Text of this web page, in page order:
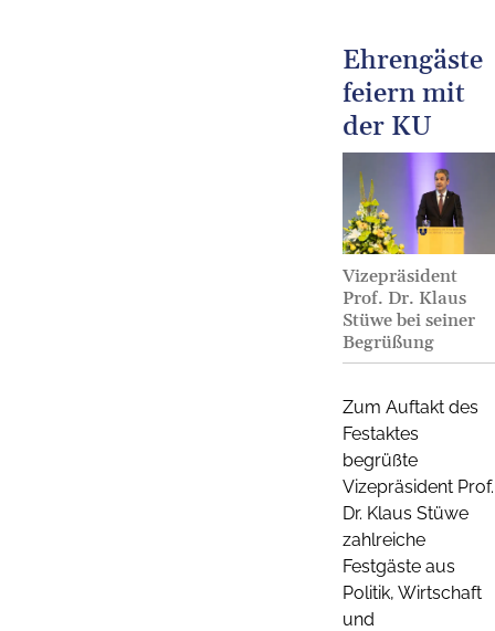
Ehrengäste
feiern mit
der KU
Vizepräsident
Prof. Dr. Klaus
Stüwe bei seiner
Begrüßung
Zum Auftakt des
Festaktes
begrüßte
Vizepräsident Prof.
Dr. Klaus Stüwe
zahlreiche
Festgäste aus
Politik, Wirtschaft
und